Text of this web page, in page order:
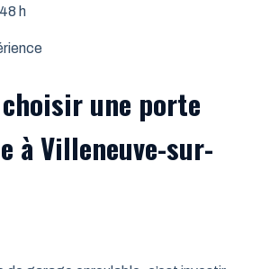
h
une porte
à Villeneuve-sur-